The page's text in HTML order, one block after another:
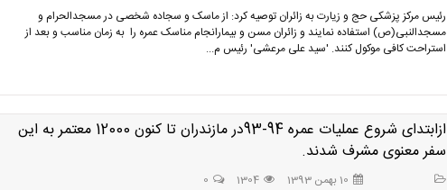
رئیس مرکز پزشکی حج و زیارت به زائران توصیه کرد: از ماسک و سجاده شخصی در مسجدالحرام و
مسجدالنبی(ص) استفاده نمایند و زائران مسن و بیمارانجام مناسک عمره را به زمان مناسب و بعد از
استراحت کافی موکول کنند. 'سید علی مرعشی' رئیس م...
ازابتدای شروع عملیات عمره 94-93در مازندران تا کنون 12000 معتمر به این
سفر معنوی مشرف شدند.
10 بهمن 1393 1304
0